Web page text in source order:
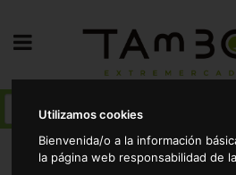
Utilizamos cookies
Bienvenida/o a la información
la página web responsabilidad de